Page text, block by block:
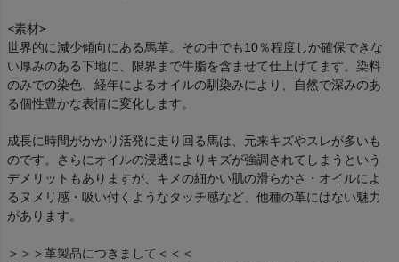
<素材>
世界的に減少傾向にある馬革。その中でも10％程度しか確保できな
い厚みのある下地に、限界まで牛脂を含ませて仕上げてます。染料
のみでの染色、経年によるオイルの馴染みにより、自然で深みのあ
る個性豊かな表情に変化します。
成長に時間がかかり活発に走り回る馬は、元来キズやスレが多いも
のです。さらにオイルの浸透によりキズが強調されてしまうという
デメリットもありますが、キメの細かい肌の滑らかさ・オイルによ
るヌメリ感・吸い付くようなタッチ感など、他種の革にはない魅力
があります。
＞＞＞革製品につきまして＜＜＜